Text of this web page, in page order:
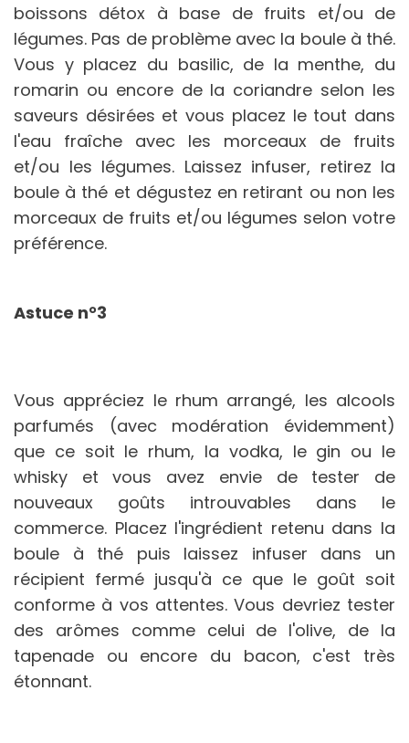
boissons détox à base de fruits et/ou de
légumes. Pas de problème avec la boule à thé.
Vous y placez du basilic, de la menthe, du
romarin ou encore de la coriandre selon les
saveurs désirées et vous placez le tout dans
l'eau fraîche avec les morceaux de fruits
et/ou les légumes. Laissez infuser, retirez la
boule à thé et dégustez en retirant ou non les
morceaux de fruits et/ou légumes selon votre
préférence.
Astuce n°3
Vous appréciez le rhum arrangé, les alcools
parfumés (avec modération évidemment)
que ce soit le rhum, la vodka, le gin ou le
whisky et vous avez envie de tester de
nouveaux goûts introuvables dans le
commerce. Placez l'ingrédient retenu dans la
boule à thé puis laissez infuser dans un
récipient fermé jusqu'à ce que le goût soit
conforme à vos attentes. Vous devriez tester
des arômes comme celui de l'olive, de la
tapenade ou encore du bacon, c'est très
étonnant.